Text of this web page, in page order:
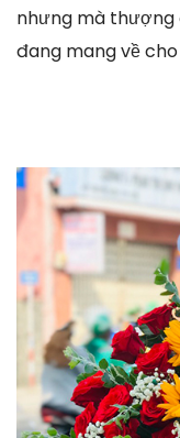
nhưng mà thượng
đang mang về